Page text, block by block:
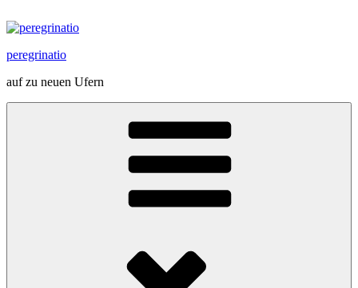
Inhalt
peregrinatio
auf zu neuen Ufern